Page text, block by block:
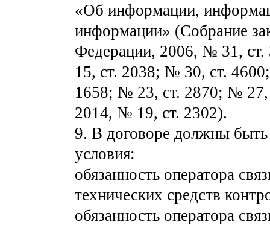
«Об информации,
информации» (Собрание
Федерации, 2006, № 31,
15, ст. 2038; № 30, ст.
1658; № 23, ст. 2870; № 27,
2014, № 19, ст. 2302).
9. В договоре должны
условия:
обязанность оператора
технических средств
обязанность оператора